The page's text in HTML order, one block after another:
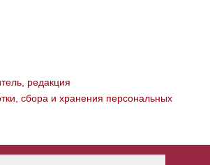
редакция
сбора и хранения персональных